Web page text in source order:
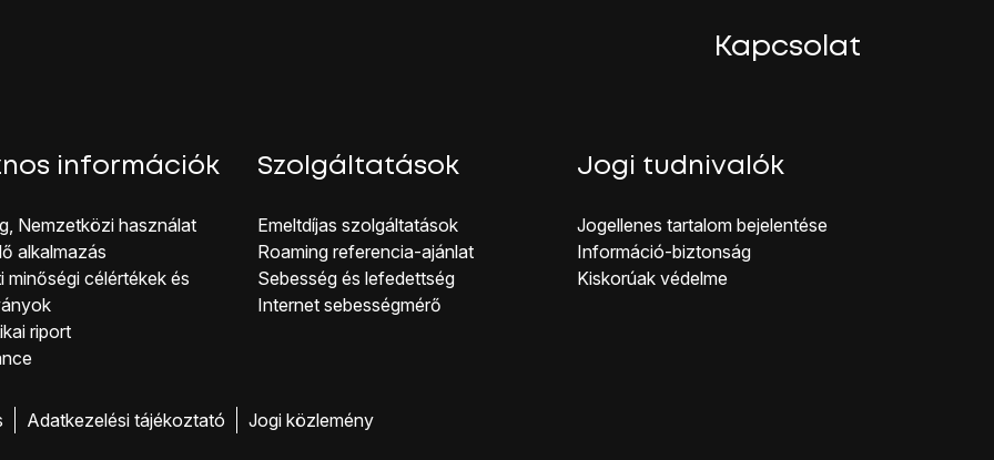
Kapcsolat
információk
Nemzetközi használat
alkalmazás
minőségi célérté kek és
riport
Szolgáltatások
Emeltdíjas szolgáltatások
Roaming referencia-ajánlat
Sebesség és lefedettség
Internet sebességmérő
Jogi tudnivalók
Jogellenes ta rtalom bejelentése
Inf ormáció-biztonság
Kiskorúak véd elme
Adatkezelési tájékoztató Jogi közlemény